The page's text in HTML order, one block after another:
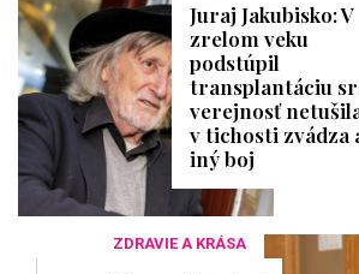
Juraj Jakubisko: V
zrelom veku
podstúpil
transplantáciu
verejnosť
v tichosti zvádza
iný boj
ZDRAVIE A KRÁSA